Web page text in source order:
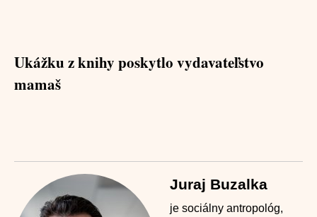
Ukážku z knihy poskytlo vydavateľstvo
mamaš
Juraj Buzalka
je sociálny antropológ,